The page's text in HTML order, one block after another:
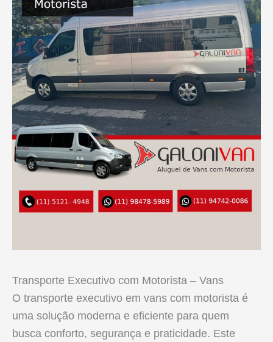
Transporte Executivo com Motorista – Vans
O transporte executivo em vans com motorista é
uma solução moderna e eficiente para quem
busca conforto, segurança e praticidade. Este